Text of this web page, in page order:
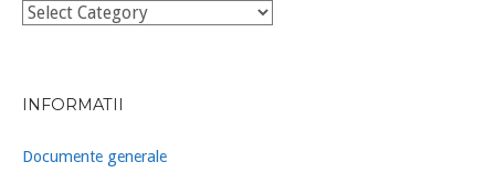
Categorii
INFORMATII
Documente generale